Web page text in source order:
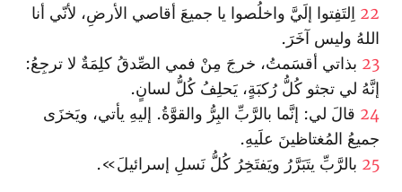
22 اِلتَفِتوا إلَيَّ واخلُصوا يا جميعَ أقاصي الأرضِ، لأنّي أنا
اللهُ وليس آخَرَ.
23 بذاتي أقسَمتُ، خرجَ مِنْ فمي الصِّدقُ كلِمَةٌ لا ترجِعُ:
إنَّهُ لي تجثو كُلُّ رُكبَةٍ، يَحلِفُ كُلُّ لسانٍ.
24 قالَ لي: إنَّما بالرَّبِّ البِرُّ والقوَّةُ. إليهِ يأتي، ويَخزَى
جميعُ المُغتاظينَ علَيهِ.
25 بالرَّبِّ يتَبَرَّرُ ويَفتَخِرُ كُلُّ نَسلِ إسرائيلَ».